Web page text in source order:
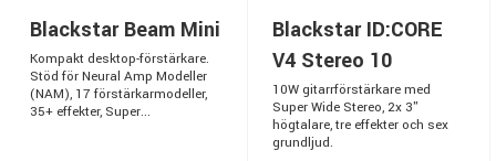
Blackstar Beam Mini
Kompakt desktop-förstärkare.
Stöd för Neural Amp Modeller
(NAM), 17 förstärkarmodeller,
35+ effekter, Super...
Blackstar ID:CORE
V4 Stereo 10
10W gitarrförstärkare med
Super Wide Stereo, 2x 3"
högtalare, tre effekter och sex
grundljud.